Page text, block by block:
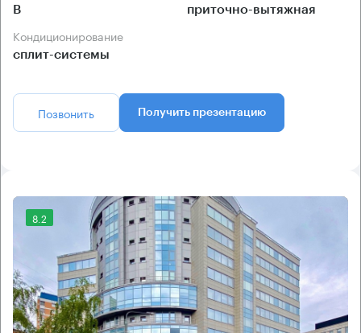
B приточно-вытяжная
Кондиционирование
сплит-системы
Позвонить Получить презентацию
8.2